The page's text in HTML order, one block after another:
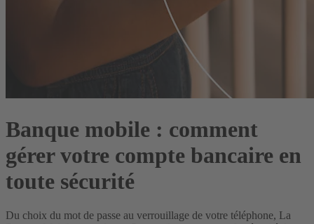
Banque mobile : comment
gérer votre compte bancaire en
toute sécurité
Du choix du mot de passe au verrouillage de votre téléphone, La